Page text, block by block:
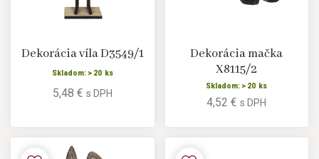
Dekorácia víla D3549/1
Skladom: > 20 ks
5,48 € s DPH
Dekorácia mačka
X8115/2
Skladom: > 20 ks
4,52 €s DPH